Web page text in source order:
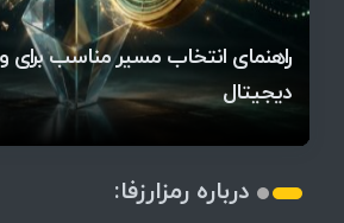
راهنمای انتخاب مسیر مناسب برای
دیجیتال
چرا سرعت تراکنش‌ها در اقتصاد
آخرین وضعیت بازار رمزارزها در
تهدید بیت‌کوین مشخص شد
اتفاق تاریخی در بازار رمزارزها /
۱۴۰۵ | بیت‌کوین این مرز را از
تغییر می‌کند
کدامند؟
اتفاق مهم در بازار رمزارزها / بیت‌کوین
تازه‌ترین رسوایی ارز دیجیتال؛
میز / ۶۲۲ بیت‌کوین کجا رفت؟
درباره رمزارزفا: